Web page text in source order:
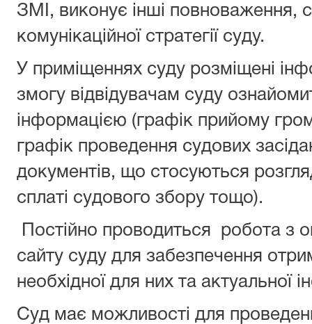
ЗМІ, виконує інші повноваження,
комунікаційної стратегії суду.
У приміщеннях суду розміщені
змогу відвідувачам суду
інформацією (графік прийому
графік проведення судових
документів, що стосуються
сплаті судового збору тощо).
Постійно проводиться робота з
сайту суду для забезпечення
необхідної для них та актуальної
Суд має можливості для